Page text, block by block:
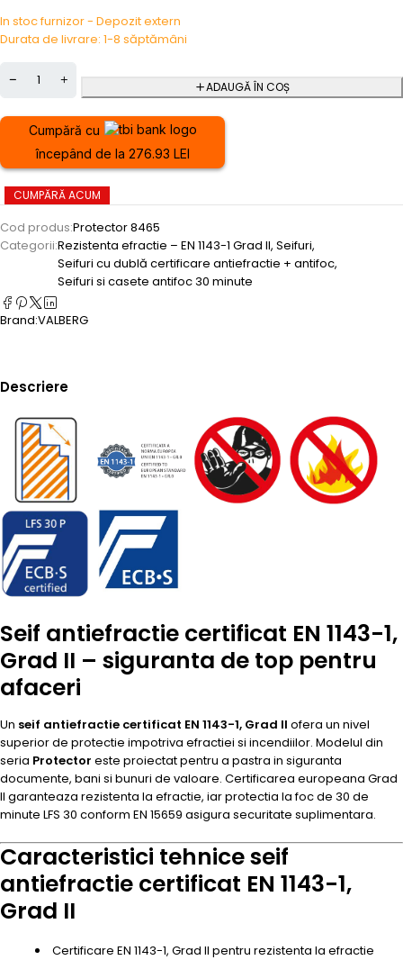
In stoc furnizor - Depozit extern
Durata de livrare: 1-8 săptămâni
ADAUGĂ ÎN COȘ
Cumpără cu
începând de la 276.93 LEI
CUMPĂRĂ ACUM
Cod produs:Protector 8465
Categorii:Rezistenta efractie – EN 1143-1 Grad II, Seifuri,
Seifuri cu dublă certificare antiefractie + antifoc,
Seifuri si casete antifoc 30 minute
Brand:VALBERG
Descriere
Seif antiefractie certificat EN 1143-1,
Grad II – siguranta de top pentru
afaceri
Un seif antiefractie certificat EN 1143-1, Grad II ofera un nivel
superior de protectie impotriva efractiei si incendiilor. Modelul din
seria Protector este proiectat pentru a pastra in siguranta
documente, bani si bunuri de valoare. Certificarea europeana Grad
II garanteaza rezistenta la efractie, iar protectia la foc de 30 de
minute LFS 30 conform EN 15659 asigura securitate suplimentara.
Caracteristici tehnice seif
antiefractie certificat EN 1143-1,
Grad II
Certificare EN 1143-1, Grad II pentru rezistenta la efractie